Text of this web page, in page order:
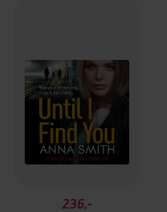
236,-